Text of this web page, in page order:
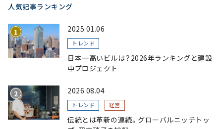
人気記事ランキング
2025.01.06
トレンド
日本一高いビルは？2026年ランキングと建設
中プロジェクト
2026.08.04
トレンド 経営
伝統とは革新の連続。グローバルニッチトッ